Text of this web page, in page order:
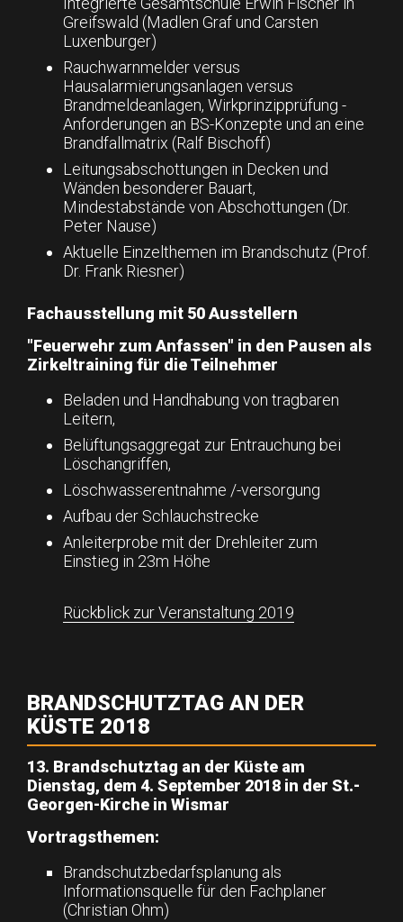
Greifswald (Madlen Graf und Carsten
Luxenburger)
Rauchwarnmelder versus
Hausalarmierungsanlagen versus
Brandmeldeanlagen, Wirkprinzipprüfung -
Anforderungen an BS-Konzepte und an eine
Brandfallmatrix (Ralf Bischoff)
Leitungsabschottungen in Decken und
Wänden besonderer Bauart,
Mindestabstände von Abschottungen (Dr.
Peter Nause)
Aktuelle Einzelthemen im Brandschutz (Prof.
Dr. Frank Riesner)
Fachausstellung mit 50 Ausstellern
"Feuerwehr zum Anfassen" in den Pausen als
Zirkeltraining für die Teilnehmer
Beladen und Handhabung von tragbaren
Leitern,
Belüftungsaggregat zur Entrauchung bei
Löschangriffen,
Löschwasserentnahme /-versorgung
Aufbau der Schlauchstrecke
Anleiterprobe mit der Drehleiter zum
Einstieg in 23m Höhe
Rückblick zur Veranstaltung 2019
BRANDSCHUTZTAG AN DER
KÜSTE 2018
13. Brandschutztag an der Küste am
Dienstag, dem 4. September 2018 in der St.-
Georgen-Kirche in Wismar
Vortragsthemen:
Brandschutzbedarfsplanung als
Informationsquelle für den Fachplaner
(Christian Ohm)